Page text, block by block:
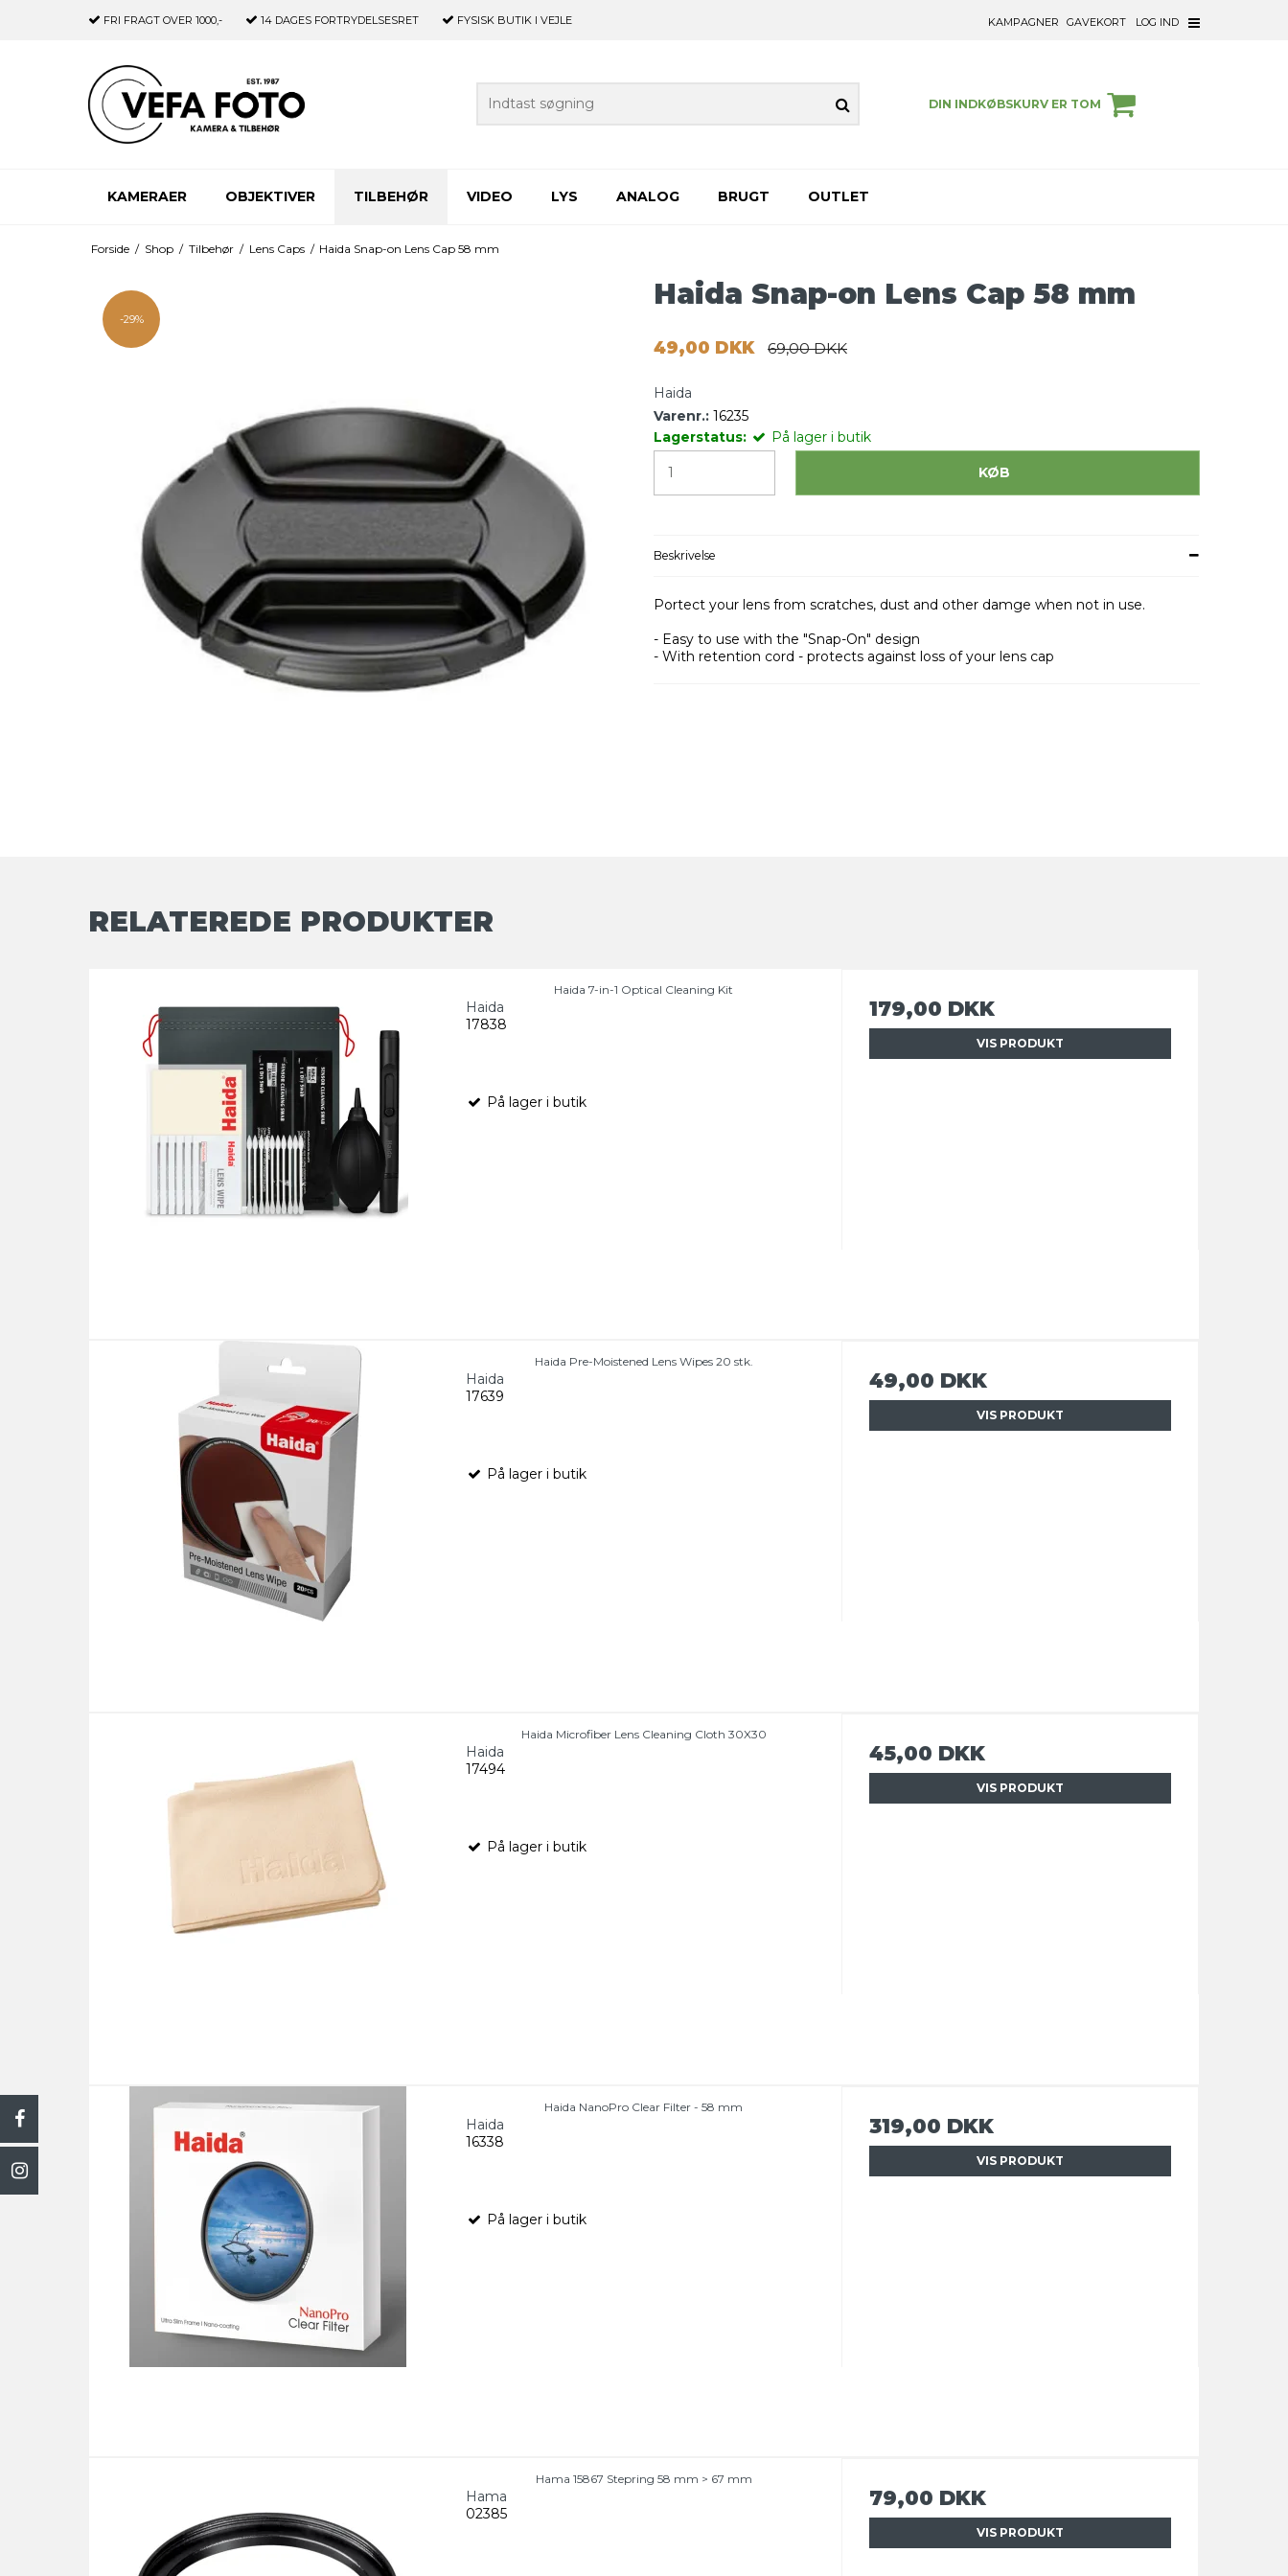
FRI FRAGT OVER 1000,- 14 DAGES FORTRYDELSESRET FYSISK BUTIK I VEJLE KAMPAGNER GAVEKORT LOG IND
DIN INDKØBSKURV ER TOM
KAMERAER OBJEKTIVER TILBEHØR VIDEO LYS ANALOG BRUGT OUTLET
Forside / Shop / Tilbehør / Lens Caps / Haida Snap-on Lens Cap 58 mm
-29%
Haida Snap-on Lens Cap 58 mm
49,00 DKK 69,00 DKK
Haida
Varenr.: 16235
Lagerstatus:
På lager i butik
KØB
Beskrivelse
Portect your lens from scratches, dust and other damge when not in use.
- Easy to use with the "Snap-On" design
- With retention cord - protects against loss of your lens cap
RELATEREDE PRODUKTER
Haida 7-in-1 Optical Cleaning Kit
Haida
17838
På lager i butik
179,00 DKK
VIS PRODUKT
Haida Pre-Moistened Lens Wipes 20 stk.
Haida
17639
På lager i butik
49,00 DKK
VIS PRODUKT
Haida Microfiber Lens Cleaning Cloth 30X30
Haida
17494
På lager i butik
45,00 DKK
VIS PRODUKT
Haida NanoPro Clear Filter - 58 mm
Haida
16338
På lager i butik
319,00 DKK
VIS PRODUKT
Hama 15867 Stepring 58 mm > 67 mm
Hama
02385
79,00 DKK
VIS PRODUKT